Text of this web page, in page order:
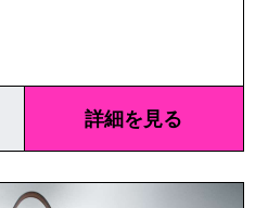
詳細を見る